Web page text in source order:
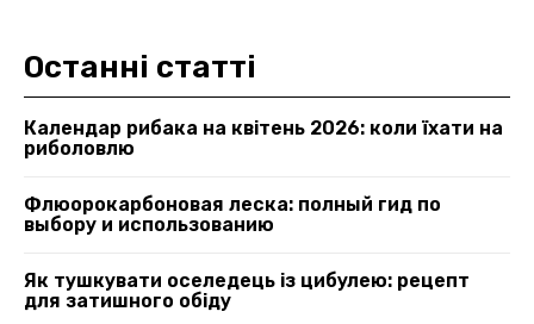
Останні статті
Календар рибака на квітень 2026: коли їхати на
риболовлю
Флюорокарбоновая леска: полный гид по
выбору и использованию
Як тушкувати оселедець із цибулею: рецепт
для затишного обіду